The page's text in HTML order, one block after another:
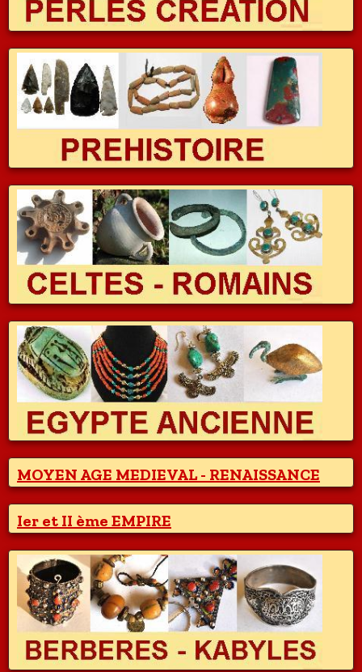
MOYEN AGE MEDIEVAL - RENAISSANCE
Ier et II ème EMPIRE